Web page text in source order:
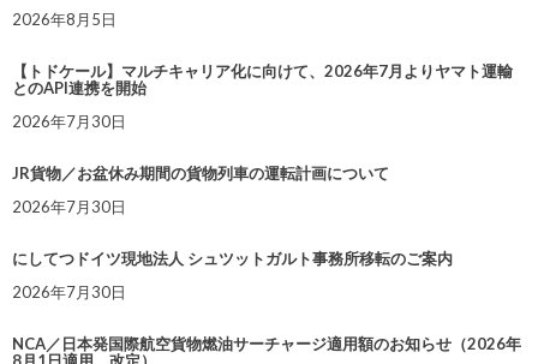
2026年8月5日
【トドケール】マルチキャリア化に向けて、2026年7月よりヤマト運輸
とのAPI連携を開始
2026年7月30日
JR貨物／お盆休み期間の貨物列車の運転計画について
2026年7月30日
にしてつドイツ現地法人 シュツットガルト事務所移転のご案内
2026年7月30日
NCA／日本発国際航空貨物燃油サーチャージ適用額のお知らせ（2026年